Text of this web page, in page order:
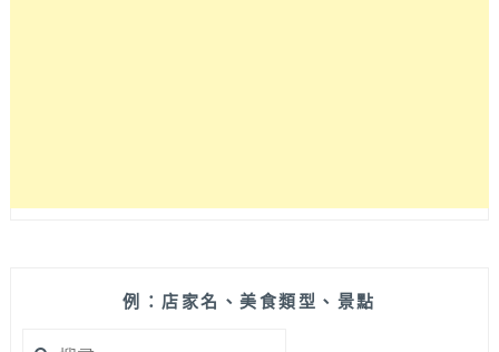
例：店家名、美食類型、景點